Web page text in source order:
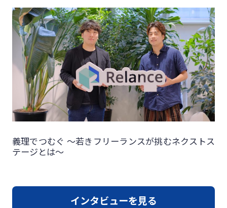
義理でつむぐ 〜若きフリーランスが挑むネクストス
テージとは〜
インタビューを見る